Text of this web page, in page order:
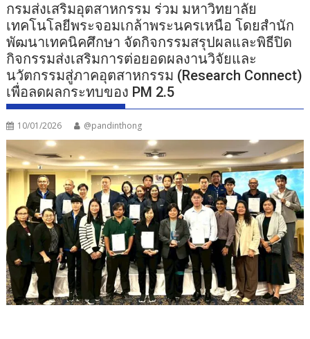
กรมส่งเสริมอุตสาหกรรม ร่วม มหาวิทยาลัย
เทคโนโลยีพระจอมเกล้าพระนครเหนือ โดยสำนัก
พัฒนาเทคนิคศึกษา จัดกิจกรรมสรุปผลและพิธีปิด
กิจกรรมส่งเสริมการต่อยอดผลงานวิจัยและ
นวัตกรรมสู่ภาคอุตสาหกรรม (Research Connect)
เพื่อลดผลกระทบของ PM 2.5
10/01/2026 @pandinthong